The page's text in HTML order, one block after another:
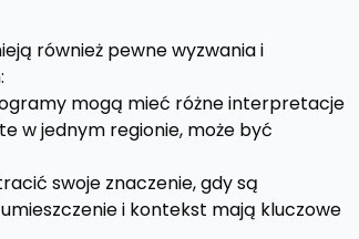
również pewne wyzwania i
mogą mieć różne interpretacje
w jednym regionie, może być
swoje znaczenie, gdy są
i kontekst mają kluczowe